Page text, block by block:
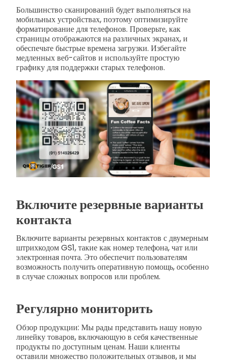
Большинство сканирований будет выполняться на
мобильных устройствах, поэтому оптимизируйте
форматирование для телефонов. Проверьте, как
страницы отображаются на различных экранах, и
обеспечьте быстрые времена загрузки. Избегайте
медленных веб-сайтов и используйте простую
графику для поддержки старых телефонов.
Включите резервные варианты
контакта
Включите варианты резервных контактов с двумерным
штрихкодом GS1, такие как номер телефона, чат или
электронная почта. Это обеспечит пользователям
возможность получить оперативную помощь, особенно
в случае сложных вопросов или проблем.
Регулярно мониторить
Обзор продукции: Мы рады представить нашу новую
линейку товаров, включающую в себя качественные
продукты по доступным ценам. Наши клиенты
оставили множество положительных отзывов, и мы